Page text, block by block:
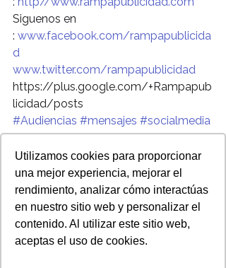
Utilizamos cookies para proporcionar
una mejor experiencia, mejorar el
rendimiento, analizar cómo interactúas
en nuestro sitio web y personalizar el
contenido. Al utilizar este sitio web,
aceptas el uso de cookies.
Siguenos en
: www.facebook.com/rampapublicida
d
www.twitter.com/rampapublicidad
https://plus.google.com/+Rampapub
licidad/posts
#Audiencias #mensajes #socialmedia
#tendencias